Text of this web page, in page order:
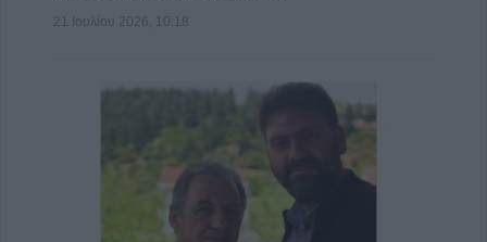
21 Ιουλίου 2026, 10:18